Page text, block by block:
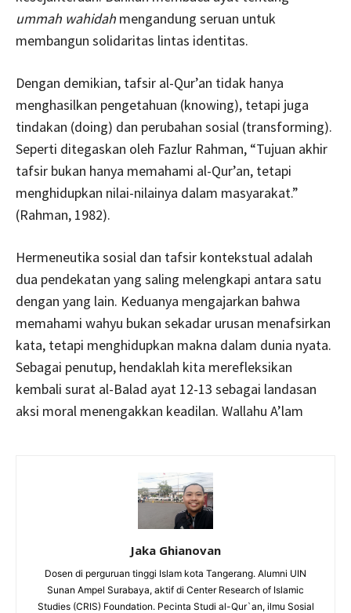
ummah wahidah mengandung seruan untuk
membangun solidaritas lintas identitas.
Dengan demikian, tafsir al-Qur’an tidak hanya
menghasilkan pengetahuan (knowing), tetapi juga
tindakan (doing) dan perubahan sosial (transforming).
Seperti ditegaskan oleh Fazlur Rahman, “Tujuan akhir
tafsir bukan hanya memahami al-Qur’an, tetapi
menghidupkan nilai-nilainya dalam masyarakat.”
(Rahman, 1982).
Hermeneutika sosial dan tafsir kontekstual adalah
dua pendekatan yang saling melengkapi antara satu
dengan yang lain. Keduanya mengajarkan bahwa
memahami wahyu bukan sekadar urusan menafsirkan
kata, tetapi menghidupkan makna dalam dunia nyata.
Sebagai penutup, hendaklah kita merefleksikan
kembali surat al-Balad ayat 12-13 sebagai landasan
aksi moral menengakkan keadilan. Wallahu A’lam
Jaka Ghianovan
Dosen di perguruan tinggi Islam kota Tangerang. Alumni UIN
Sunan Ampel Surabaya, aktif di Center Research of Islamic
Studies (CRIS) Foundation. Pecinta Studi al-Qur`an, ilmu Sosial